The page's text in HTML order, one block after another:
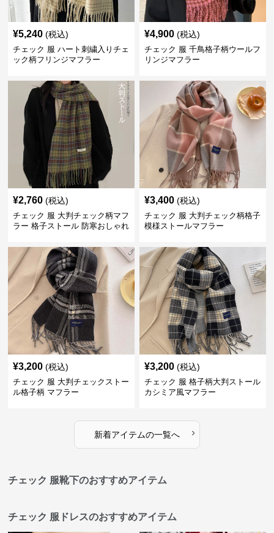
¥5,240 (税込)
チェック 服 ハート刺繍入りチェ
ック柄フリンジマフラー
¥4,900 (税込)
チェック 服 千鳥格子柄ウールフ
リンジマフラー
¥2,760 (税込)
チェック 服 大判チェック柄マフ
ラー 格子ストール 防寒おしゃれ
¥3,400 (税込)
チェック 服 大判チェック柄格子
模様ストールマフラー
¥3,200 (税込)
チェック 服 大判チェックストー
ル格子柄 マフラー
¥3,200 (税込)
チェック 服 格子柄大判ストール
カシミア風マフラー
新着アイテムの一覧へ ›
チェック 服靴下のおすすめアイテム
チェック 服ドレスのおすすめアイテム